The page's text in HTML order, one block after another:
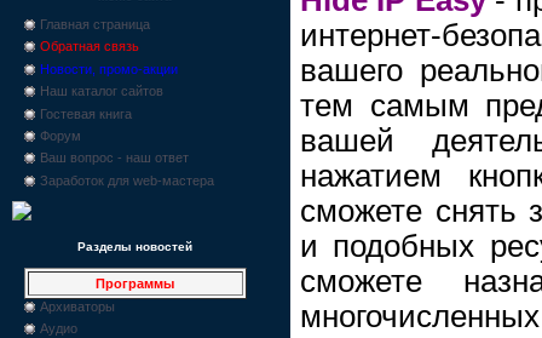
Главная страница
Обратная связь
Новости, промо-акции
Наш каталог сайтов
Гостевая книга
Форум
Ваш вопрос - наш ответ
Заработок для web-мастера
Разделы новостей
Программы
Архиваторы
Аудио
интернет-
вашего
тем самым
вашей
нажатием
сможете снять
и подобных
сможете